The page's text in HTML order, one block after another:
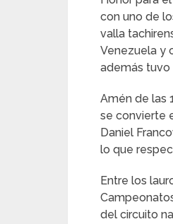
con uno de
valla
Venezuela y
además tuvo
Amén de las
se convierte
Daniel
lo que
Entre los
del circuito